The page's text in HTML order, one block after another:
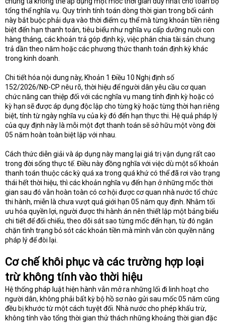
tổng thể nghĩa vụ. Quy trình tính toán dòng thời gian trong bối cảnh
này bắt buộc phải dựa vào thời điểm cụ thể mà từng khoản tiền riêng
biệt đến hạn thanh toán, tiêu biểu như nghĩa vụ cấp dưỡng nuôi con
hàng tháng, các khoản trả góp định kỳ, việc phân chia tài sản chung
trả dần theo năm hoặc các phương thức thanh toán định kỳ khác
trong kinh doanh.
Chi tiết hóa nội dung này, Khoản 1 Điều 10 Nghị định số
152/2026/NĐ-CP nêu rõ, thời hiệu để người dân yêu cầu cơ quan
chức năng can thiệp đối với các nghĩa vụ mang tính định kỳ hoặc có
kỳ hạn sẽ được áp dụng độc lập cho từng kỳ hoặc từng thời hạn riêng
biệt, tính từ ngày nghĩa vụ của kỳ đó đến hạn thực thi. Hệ quả pháp lý
của quy định này là mỗi một đợt thanh toán sẽ sở hữu một vòng đời
05 năm hoàn toàn biệt lập với nhau.
Cách thức diễn giải và áp dụng này mang lại giá trị vận dụng rất cao
trong đời sống thực tế. Điều này đồng nghĩa với việc dù một số khoản
thanh toán thuộc các kỳ quá xa trong quá khứ có thể đã rơi vào trạng
thái hết thời hiệu, thì các khoản nghĩa vụ đến hạn ở những mốc thời
gian sau đó vẫn hoàn toàn có cơ hội được cơ quan nhà nước tổ chức
thi hành, miễn là chưa vượt quá giới hạn 05 năm quy định. Nhằm tối
ưu hóa quyền lợi, người được thi hành án nên thiết lập một bảng biểu
chi tiết để đối chiếu, theo dõi sát sao từng mốc đến hạn, từ đó ngăn
chặn tình trạng bỏ sót các khoản tiền mà mình vẫn còn quyền năng
pháp lý để đòi lại.
Cơ chế khôi phục và các trường hợp loại
trừ không tính vào thời hiệu
Hệ thống pháp luật hiện hành vẫn mở ra những lối đi linh hoạt cho
người dân, không phải bất kỳ bộ hồ sơ nào gửi sau mốc 05 năm cũng
đều bị khước từ một cách tuyệt đối. Nhà nước cho phép khấu trừ,
không tính vào tổng thời gian thử thách những khoảng thời gian đặc